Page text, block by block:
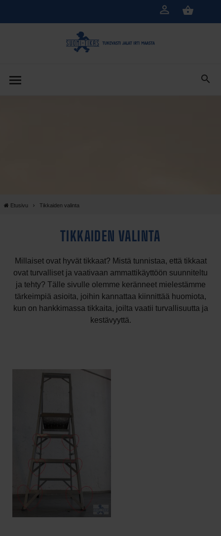
Etusivu Tikkaiden valinta
TIKKAIDEN VALINTA
Millaiset ovat hyvät tikkaat? Mistä tunnistaa, että tikkaat
ovat turvalliset ja vaativaan ammattikäyttöön suunniteltu
ja tehty? Tälle sivulle olemme keränneet mielestämme
tärkeimpiä asioita, joihin kannattaa kiinnittää huomiota,
kun on hankkimassa tikkaita, joilta vaatii turvallisuutta ja
kestävyyttä.